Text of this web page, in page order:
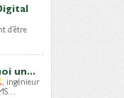
d’être
un...
, ingénieur